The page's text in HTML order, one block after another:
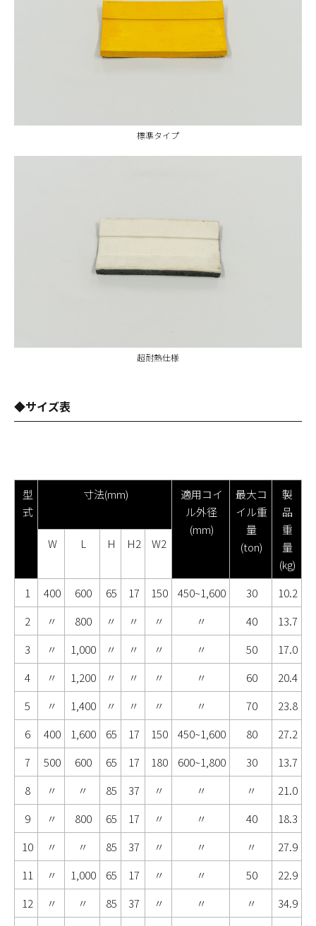
標準タイプ
超耐熱仕様
◆サイズ表
型
式
寸法(mm)
適用コイ
ル外径
(mm)
最大コ
イル重
量
(ton)
製
品
重
量
(kg)
W L H H2 W2
1 400 600 65 17 150 450~1,600 30
10.2
2
〃 800 〃 〃 〃 〃 40
13.7
3
〃 1,000 〃 〃 〃 〃 50
17.0
4
〃 1,200 〃 〃 〃 〃 60
20.4
5
〃 1,400 〃 〃 〃 〃 70
23.8
6
400 1,600 65 17 150 450~1,600 80
27.2
7
500 600 65 17 180 600~1,800 30
13.7
8
〃 〃 85 37 〃 〃 〃
21.0
9
〃 800 65 17 〃 〃 40
18.3
10
〃 〃 85 37 〃 〃 〃
27.9
11
〃 1,000 65 17 〃 〃 50
22.9
12
〃 〃 85 37 〃 〃 〃
34.9